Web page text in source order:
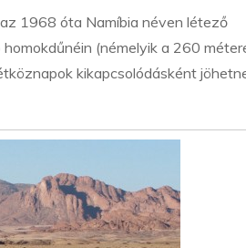
1968 óta Namíbia néven létező
(némelyik a 260
kikapcsolódásként